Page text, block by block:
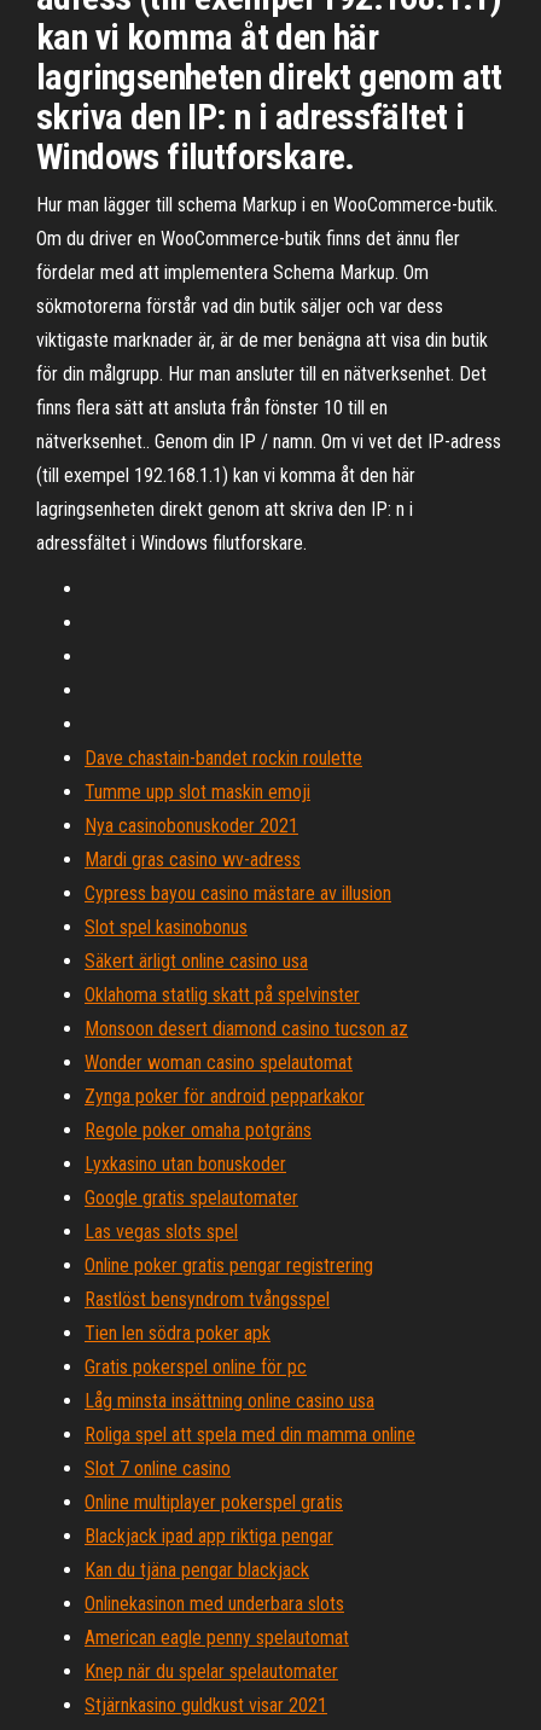
kan vi komma åt den här
lagringsenheten direkt genom att
skriva den IP: n i adressfältet i
Windows filutforskare.
Hur man lägger till schema Markup i en WooCommerce-butik.
Om du driver en WooCommerce-butik finns det ännu fler
fördelar med att implementera Schema Markup. Om
sökmotorerna förstår vad din butik säljer och var dess
viktigaste marknader är, är de mer benägna att visa din butik
för din målgrupp. Hur man ansluter till en nätverksenhet. Det
finns flera sätt att ansluta från fönster 10 till en
nätverksenhet.. Genom din IP / namn. Om vi vet det IP-adress
(till exempel 192.168.1.1) kan vi komma åt den här
lagringsenheten direkt genom att skriva den IP: n i
adressfältet i Windows filutforskare.
Dave chastain-bandet rockin roulette
Tumme upp slot maskin emoji
Nya casinobonuskoder 2021
Mardi gras casino wv-adress
Cypress bayou casino mästare av illusion
Slot spel kasinobonus
Säkert ärligt online casino usa
Oklahoma statlig skatt på spelvinster
Monsoon desert diamond casino tucson az
Wonder woman casino spelautomat
Zynga poker för android pepparkakor
Regole poker omaha potgräns
Lyxkasino utan bonuskoder
Google gratis spelautomater
Las vegas slots spel
Online poker gratis pengar registrering
Rastlöst bensyndrom tvångsspel
Tien len södra poker apk
Gratis pokerspel online för pc
Låg minsta insättning online casino usa
Roliga spel att spela med din mamma online
Slot 7 online casino
Online multiplayer pokerspel gratis
Blackjack ipad app riktiga pengar
Kan du tjäna pengar blackjack
Onlinekasinon med underbara slots
American eagle penny spelautomat
Knep när du spelar spelautomater
Stjärnkasino guldkust visar 2021